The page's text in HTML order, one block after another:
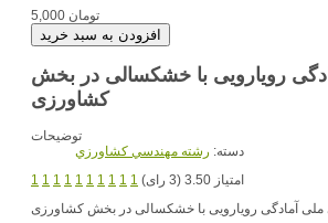
5,000 تومان
رویارویی با خشکسالی در بخش
کشاورزی
توضیحات
دسته: رشته مهندسي کشاورزي
1 1 1 1 1 1 1 1 1 1
امتیاز 3.50 (3 رای)
ملی آمادگی رویارویی با خشکسالی در بخش کشاورزی